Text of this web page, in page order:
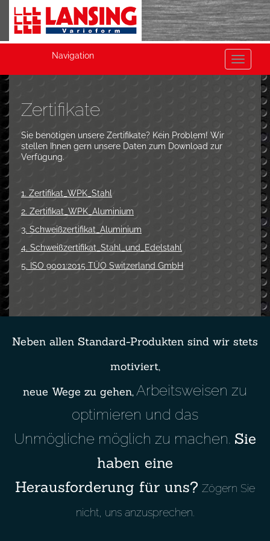
Navigation
Toggle
Zertifikate
Sie benötigen unsere Zertifikate? Kein Problem! Wir
stellen Ihnen gern unsere Daten zum Download zur
Verfügung.
1. Zertifikat_WPK_Stahl
2. Zertifikat_WPK_Aluminium
3. Schweißzertifikat_Aluminium
4. Schweißzertifikat_Stahl_und_Edelstahl
5. ISO 9001:2015 TÜO Switzerland GmbH
Neben allen Standard-Produkten sind wir stets
motiviert,
neue Wege zu gehen,Arbeitsweisen zu
optimieren und das
Unmögliche möglich zu machen. Sie
haben eine
Herausforderung für uns? Zögern Sie
nicht, uns anzusprechen.